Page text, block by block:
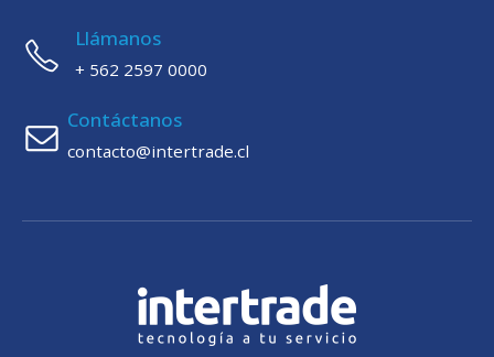
Llámanos
+ 562 2597 0000
Contáctanos
contacto@intertrade.cl